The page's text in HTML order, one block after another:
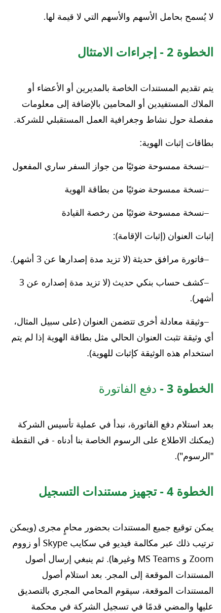
لا يُسمح بحامل الأسهم والأسهم التي لا قيمة لها.
الخطوة 2 - إجراءات الامتثال
يتم تقديم المستندات الخاصة بالمديرين أو الأعضاء أو
الملاك المستفيدين أو المحامين بالإضافة إلى معلومات
مفصلة حول نشاط وجغرافية العمل المستقبلي للشركة.
بطاقات إثبات الهوية:
نسخة ممسوحة ضوئيًا من جواز السفر ساري المفعول
نسخة ممسوحة ضوئيًا من بطاقة الهوية
نسخة ممسوحة ضوئيًا من رخصة القيادة
إثبات العنوان (إثبات الإقامة):
فاتورة مرافق حديثة (لا تزيد مدة إصدارها عن 3 أشهر).
كشف حساب بنكي حديث (لا تزيد مدة إصداره عن 3
أشهر).
وثيقة معادلة أخرى تتضمن العنوان (على سبيل المثال،
أي وثيقة تثبت العنوان الحالي مثل بطاقة الهوية إذا لم يتم
استخدام هذه الوثيقة كإثبات للهوية).
الخطوة 3 - دفع الفاتورة
بعد استلام دفع الفاتورة، نبدأ في عملية تأسيس الشركة
(يمكنك الاطلاع على الرسوم الخاصة بنا أدناه - في النقطة
"الرسوم").
الخطوة 4 - تجهيز مستندات التسجيل
يمكن توقيع جميع المستندات بحضور محامٍ مجرى (ويمكن
ترتيب ذلك عبر مكالمة فيديو في سكايب Skype أو زووم
Zoom و MS Teams وغيرها). ثم ينبغي إرسال أصول
المستندات الموقعة إلى المجر. بعد استلام أصول
المستندات الموقعة، سيقوم المحامي المجري بالتصديق
عليها والمضي قدمًا في تسجيل الشركة في محكمة